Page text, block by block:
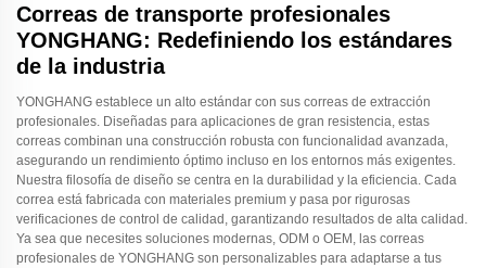
Correas de transporte profesionales
YONGHANG: Redefiniendo los estándares
de la industria
YONGHANG establece un alto estándar con sus correas de extracción
profesionales. Diseñadas para aplicaciones de gran resistencia, estas
correas combinan una construcción robusta con funcionalidad avanzada,
asegurando un rendimiento óptimo incluso en los entornos más exigentes.
Nuestra filosofía de diseño se centra en la durabilidad y la eficiencia. Cada
correa está fabricada con materiales premium y pasa por rigurosas
verificaciones de control de calidad, garantizando resultados de alta calidad.
Ya sea que necesites soluciones modernas, ODM o OEM, las correas
profesionales de YONGHANG son personalizables para adaptarse a tus